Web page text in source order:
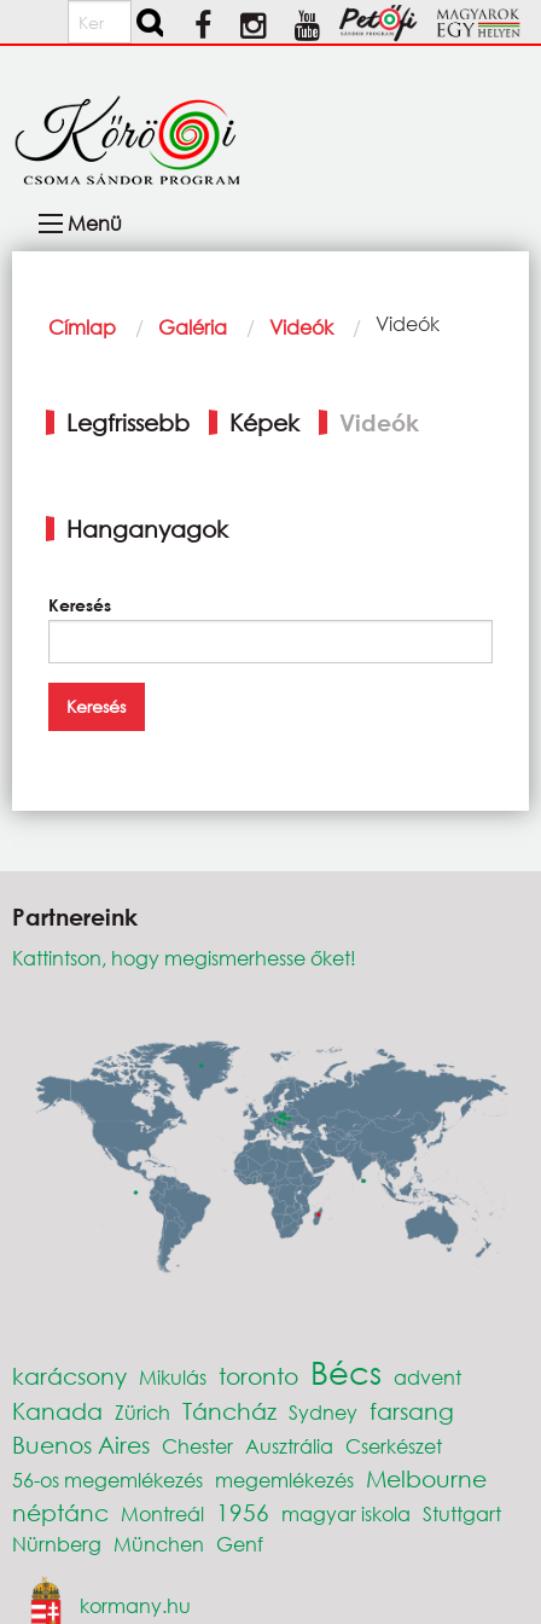
Ugrás a tartalomra
Keresés
navigáció
Menü
Morzsa
Címlap Galéria Videók Current:
Videók
fülek
Legfrissebb Képek Videók
Hanganyagok
Keresés
Partnereink
Kattintson, hogy megismerhesse őket!
karácsony Mikulás toronto Bécs advent
Kanada Zürich Táncház Sydney farsang
Buenos Aires Chester Ausztrália Cserkészet
56-os megemlékezés megemlékezés Melbourne
néptánc Montreál 1956 magyar iskola Stuttgart
Nürnberg München Genf
kormany.hu